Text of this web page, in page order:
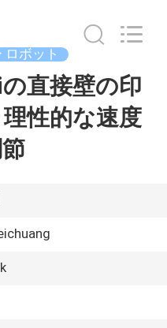
ロボット
直接壁の印
性的な速度